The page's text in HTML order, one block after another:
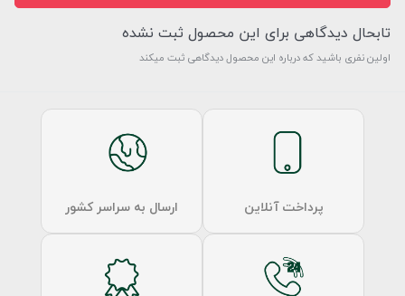
تابحال دیدگاهی برای این محصول ثبت نشده
اولین نفری باشید که درباره این محصول دیدگاهی ثبت میکند
پرداخت آنلاین ارسال به سراسر کشور